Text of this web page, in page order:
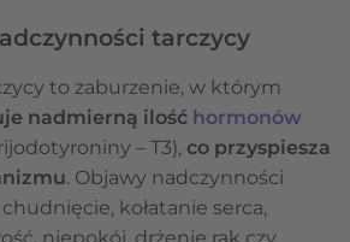
tarczycy
to zaburzenie, w którym
nadmierną ilość hormonów
– T3), co przyspiesza
. Objawy nadczynności
kołatanie serca,